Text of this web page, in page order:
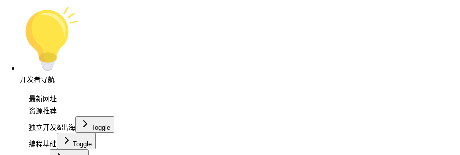
开发者导航
最新网址
资源推荐
独立开发&出海
Toggle
编程基础 Toggle